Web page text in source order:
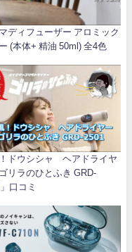
ディフューザー アロミック
(本体+ 精油 50ml) 全4色
ドウシシャ ヘアドライヤ
リラのひとふき GRD-
口コミ